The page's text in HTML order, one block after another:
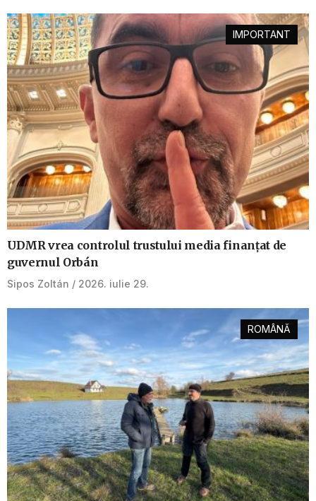
IMPORTANT
UDMR vrea controlul trustului media finanțat de
guvernul Orbán
Sipos Zoltán 2026. iulie 29.
ROMÂNĂ